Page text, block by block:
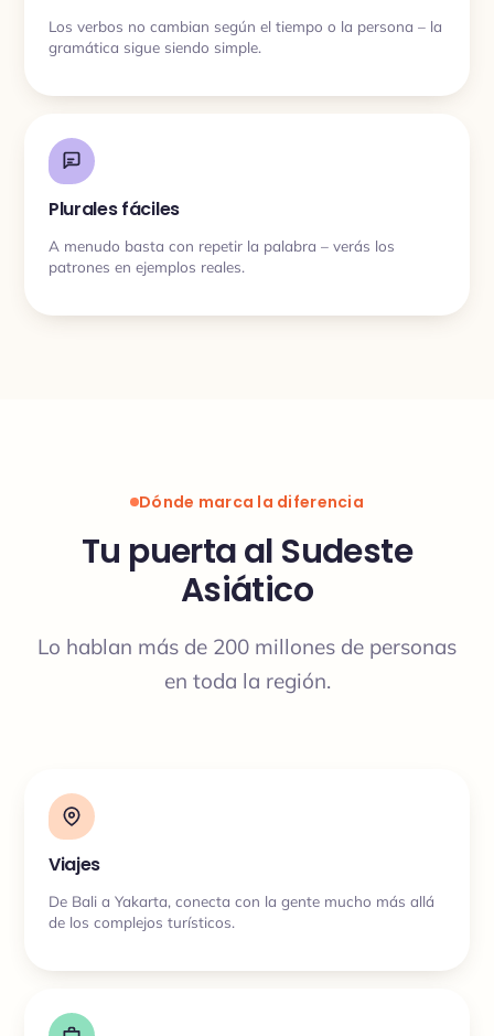
Los verbos no cambian según el tiempo o la persona – la
gramática sigue siendo simple.
Plurales fáciles
A menudo basta con repetir la palabra – verás los
patrones en ejemplos reales.
Dónde marca la diferencia
Tu puerta al Sudeste
Asiático
Lo hablan más de 200 millones de personas
en toda la región.
Viajes
De Bali a Yakarta, conecta con la gente mucho más allá
de los complejos turísticos.